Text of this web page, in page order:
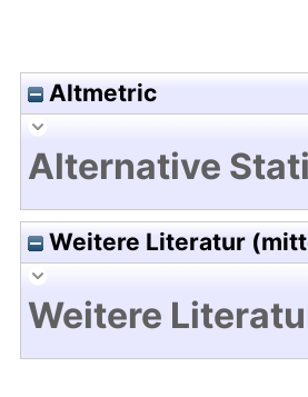
Altmetric
Alternative
Weitere Literatur
Weitere